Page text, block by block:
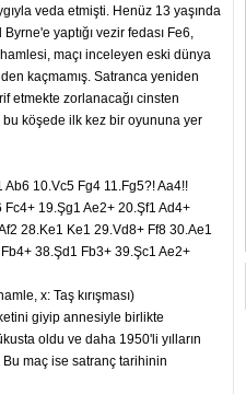
veda etmişti. Henüz 13 yaşında
yaptığı vezir fedası Fe6,
maçı inceleyen eski dünya
kaçmamış. Satranca yeniden
etmekte zorlanacağı cinsten
bu köşede ilk kez bir oyununa yer
10.Vc5 Fg4 11.Fg5?! Aa4!!
19.Şg1 Ae2+ 20.Şf1 Ad4+
28.Ke1 Ke1 29.Vd8+ Ff8 30.Ae1
38.Şd1 Fb3+ 39.Şc1 Ae2+
x: Taş kırışması)
giyip annesiyle birlikte
oldu ve daha 1950'li yılların
maç ise satranç tarihinin